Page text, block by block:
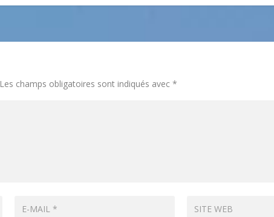
Les champs obligatoires sont indiqués avec*